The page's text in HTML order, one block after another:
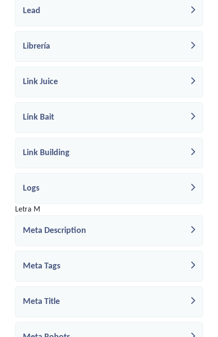
Lead
Librería
Link Juice
Link Bait
Link Building
Logs
Letra M
Meta Description
Meta Tags
Meta Title